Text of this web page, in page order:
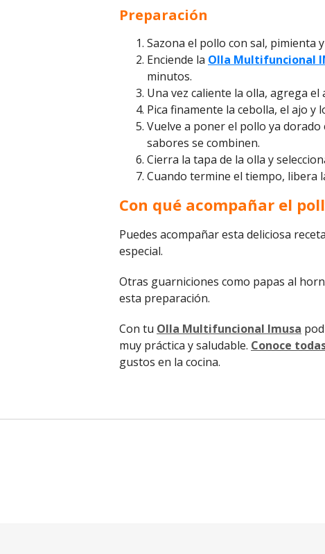
Preparación
Sazona el pollo con sal, pimienta
Enciende la Olla Multifuncional
minutos.
Una vez caliente la olla, agrega
Pica finamente la cebolla, el ajo
Vuelve a poner el pollo ya
sabores se combinen.
Cierra la tapa de la olla y
Cuando termine el tiempo, libera
Con qué acompañar el
Puedes acompañar esta deliciosa
especial.
Otras guarniciones como papas al
esta preparación.
Con tu Olla Multifuncional Imusa
muy práctica y saludable. Conoce
gustos en la cocina.